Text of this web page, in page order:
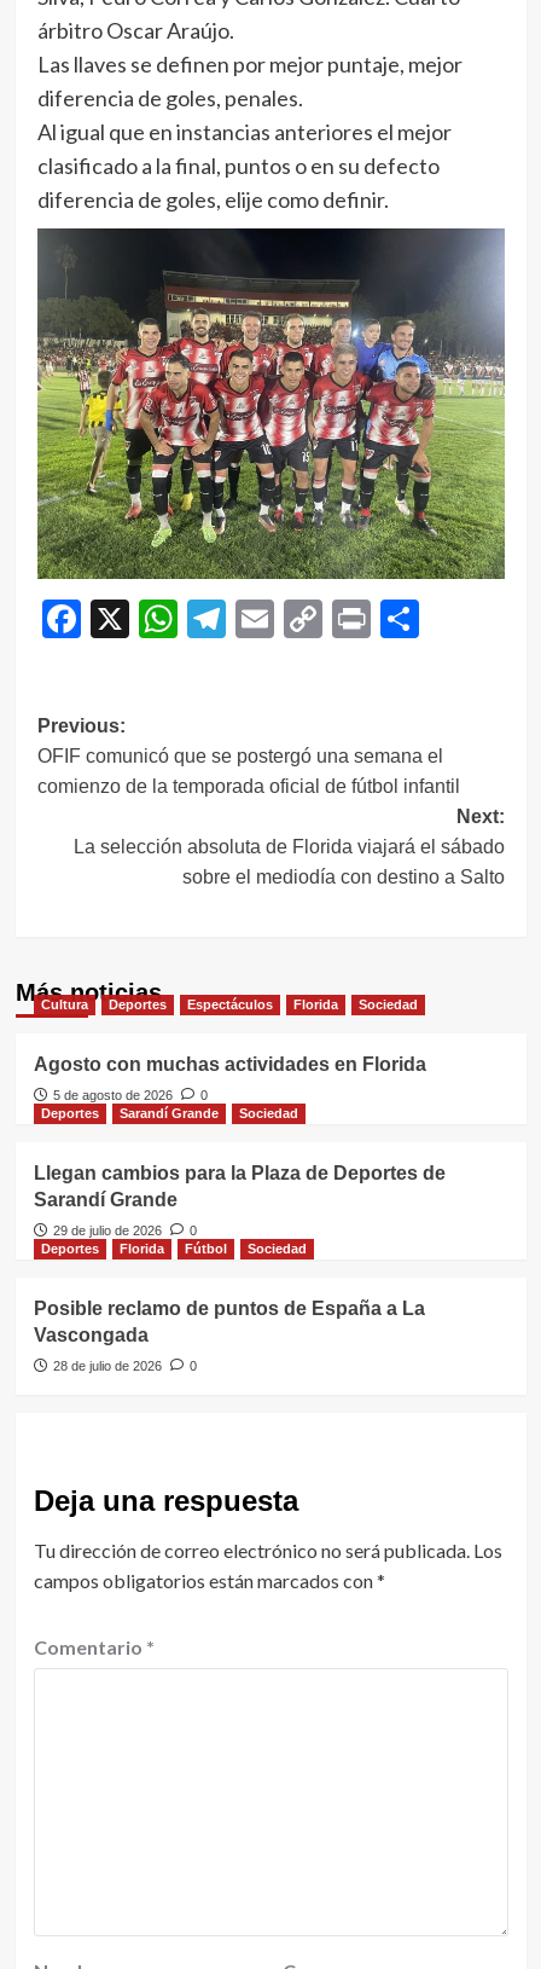
árbitro Oscar Araújo.
Las llaves se definen por mejor puntaje, mejor
diferencia de goles, penales.
Al igual que en instancias anteriores el mejor
clasificado a la final, puntos o en su defecto
diferencia de goles, elije como definir.
Facebook
X WhatsApp
Telegram
EmailCopy
Print
Navegación
de
Previous:
OFIF comunicó que se postergó una semana el
comienzo de la temporada oficial de fútbol infantil
Next:
La selección absoluta de Florida viajará el sábado
sobre el mediodía con destino a Salto
Más noticias
Cultura Deportes Espectáculos Florida Sociedad
Agosto con muchas actividades en Florida
5 de agosto de 2026
0
Deportes
Sarandí Grande Sociedad
Llegan cambios para la Plaza de Deportes de
Sarandí Grande
29 de julio de 2026
0
Deportes
Florida Fútbol Sociedad
Posible reclamo de puntos de España a La
Vascongada
28 de julio de 2026 0
Deja una respuesta
Tu dirección de correo electrónico no será publicada. Los
campos obligatorios están marcados con*
Comentario *